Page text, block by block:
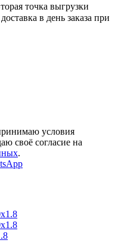
точка выгрузки
в день заказа при
условия
своё согласие на
.